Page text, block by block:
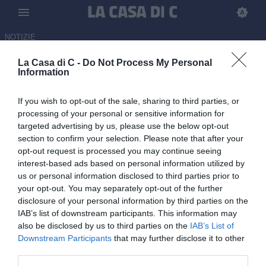
La Casa di C - Do Not Process My Personal
Information
If you wish to opt-out of the sale, sharing to third parties, or
processing of your personal or sensitive information for
targeted advertising by us, please use the below opt-out
section to confirm your selection. Please note that after your
opt-out request is processed you may continue seeing
interest-based ads based on personal information utilized by
us or personal information disclosed to third parties prior to
your opt-out. You may separately opt-out of the further
disclosure of your personal information by third parties on the
IAB’s list of downstream participants. This information may
also be disclosed by us to third parties on the IAB’s List of
Downstream Participants that may further disclose it to other
NOTIZIE
Ravenna-Cittadella, Sky o
TV o streaming
11.05.2026 19:12 diEmanuele Russo
Ravenna e Cittadella scendono in campo: Sky o Now? Dove
vedere la partita in diretta tv o streaming - Playoff Serie C 2025/26